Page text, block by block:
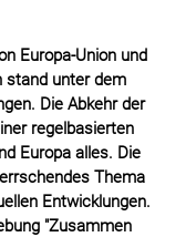
Europa-Union und
stand unter dem
Die Abkehr der
regelbasierten
Europa alles. Die
Thema
Entwicklungen.
"Zusammen